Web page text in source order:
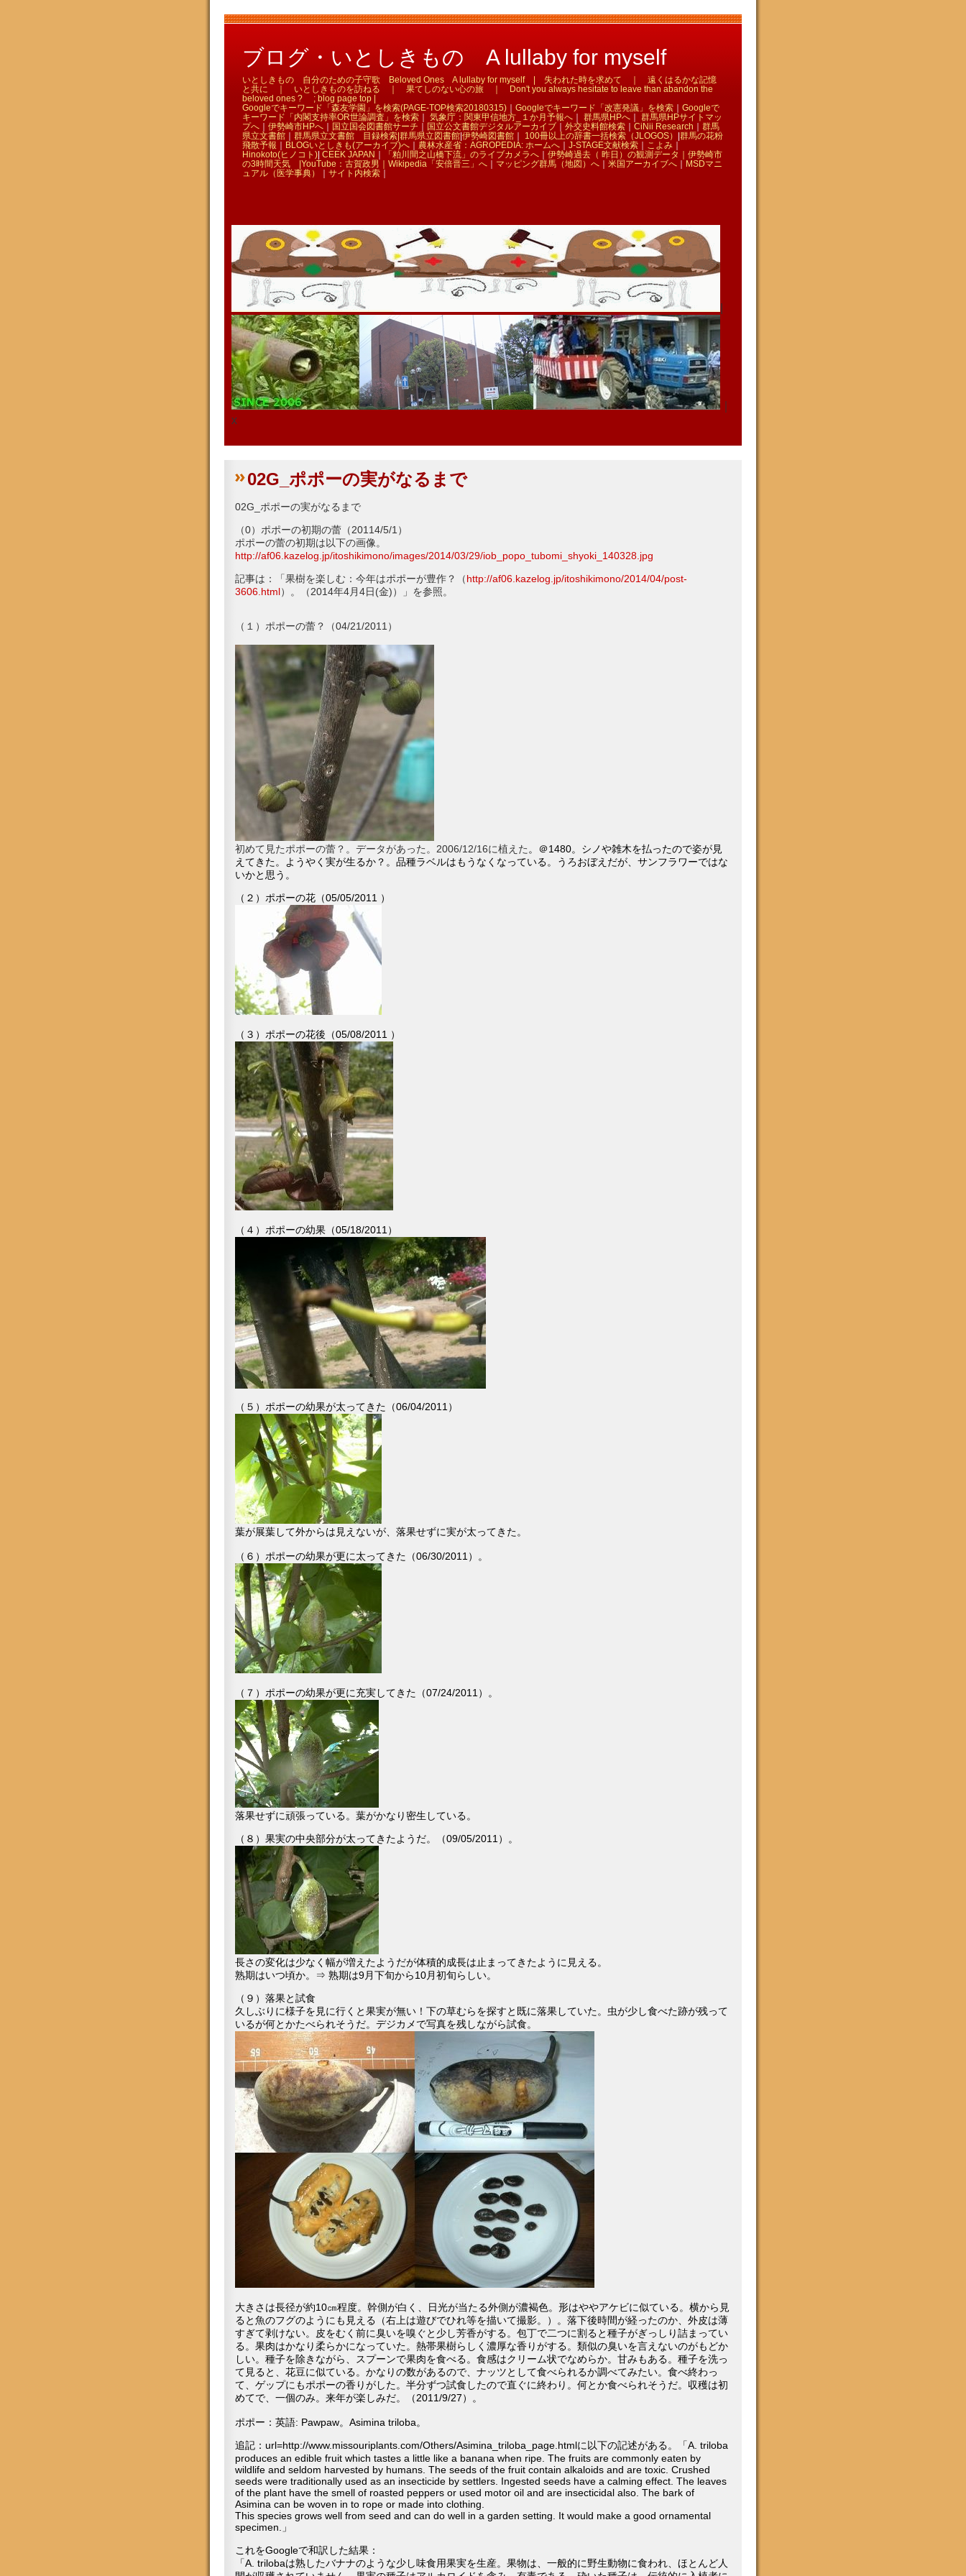
ブログ・いとしきもの A lullaby for myself
いとしきもの 自分のための子守歌 Beloved Ones A lullaby for myself | 失われた時を求めて ｜ 遠くはるかな記憶
と共に ｜ いとしきものを訪ねる ｜ 果てしのない心の旅 ｜ Don't you always hesitate to leave than abandon the
beloved ones ? ; blog page top |
Googleでキーワード「森友学園」を検索(PAGE-TOP検索20180315)
Googleでキーワード「改憲発議」を検索
Googleで
キーワード「内閣支持率OR世論調査」を検索
気象庁：関東甲信地方_１か月予報へ 群馬県HPへ
群馬県HPサイトマッ
プへ
伊勢崎市HPへ 国立国会図書館サーチ 国立公文書館デジタルアーカイブ 外交史料館検索 CiNii Research
群馬
県立文書館
群馬県立文書館 目録検索| 群馬県立図書館 伊勢崎図書館 100冊以上の辞書一括検索（JLOGOS）
群馬の花粉
飛散予報
BLOGいとしきも(アーカイブ)へ 農林水産省：AGROPEDIA: ホームへ J-STAGE文献検索 こよみ
Hinokoto(ヒノコト) CEEK JAPAN 「粕川間之山橋下流」のライブカメラへ 伊勢崎過去（ 昨日）の観測データ｜ 伊勢崎市
の3時間天気 | YouTube：古賀政男｜ Wikipedia「安倍晋三」へ マッピング群馬（地図）へ 米国アーカイブへ
MSDマニ
ュアル（医学事典）
サイト内検索
x
02G_ポポーの実がなるまで
02G_ポポーの実がなるまで
（0）ポポーの初期の蕾（20114/5/1）
ポポーの蕾の初期は以下の画像。
http://af06.kazelog.jp/itoshikimono/images/2014/03/29/iob_popo_tubomi_shyoki_140328.jpg
記事は：「果樹を楽しむ：今年はポポーが豊作？（http://af06.kazelog.jp/itoshikimono/2014/04/post-
3606.html）。（2014年4月4日(金)）」を参照。
（１）ポポーの蕾？（04/21/2011）
初めて見たポポーの蕾？。データがあった。2006/12/16に植えた 。＠1480。シノや雑木を払ったので姿が見
えてきた。ようやく実が生るか？。品種ラベルはもうなくなっている。うろおぼえだが、サンフラワーではな
いかと思う。
（２）ポポーの花（05/05/2011 ）
（３）ポポーの花後（05/08/2011 ）
（４）ポポーの幼果（05/18/2011）
（５）ポポーの幼果が太ってきた（06/04/2011）
葉が展葉して外からは見えないが、落果せずに実が太ってきた。
（６）ポポーの幼果が更に太ってきた（06/30/2011）。
（７）ポポーの幼果が更に充実してきた（07/24/2011）。
落果せずに頑張っている。葉がかなり密生している。
（８）果実の中央部分が太ってきたようだ。（09/05/2011）。
長さの変化は少なく幅が増えたようだが体積的成長は止まってきたように見える。
熟期はいつ頃か。⇒ 熟期は9月下旬から10月初旬らしい。
（９）落果と試食
久しぶりに様子を見に行くと果実が無い！下の草むらを探すと既に落果していた。虫が少し食べた跡が残って
いるが何とかたべられそうだ。デジカメで写真を残しながら試食。
大きさは長径が約10㎝程度。幹側が白く、日光が当たる外側が濃褐色。形はややアケビに似ている。横から見
ると魚のフグのようにも見える（右上は遊びでひれ等を描いて撮影。）。落下後時間が経ったのか、外皮は薄
すぎて剥けない。皮をむく前に臭いを嗅ぐと少し芳香がする。包丁で二つに割ると種子がぎっしり詰まってい
る。果肉はかなり柔らかになっていた。熱帯果樹らしく濃厚な香りがする。類似の臭いを言えないのがもどか
しい。種子を除きながら、スプーンで果肉を食べる。食感はクリーム状でなめらか。甘みもある。種子を洗っ
て見ると、花豆に似ている。かなりの数があるので、ナッツとして食べられるか調べてみたい。食べ終わっ
て、ゲップにもポポーの香りがした。半分ずつ試食したので直ぐに終わり。何とか食べられそうだ。収穫は初
めてで、一個のみ。来年が楽しみだ。
（2011/9/27）。
ポポー：英語: Pawpaw。Asimina triloba。
追記：url=http://www.missouriplants.com/Others/Asimina_triloba_page.htmlに以下の記述がある。「A. triloba
produces an edible fruit which tastes a little like a banana when ripe. The fruits are commonly eaten by
wildlife and seldom harvested by humans. The seeds of the fruit contain alkaloids and are toxic. Crushed
seeds were traditionally used as an insecticide by settlers. Ingested seeds have a calming effect. The leaves
of the plant have the smell of roasted peppers or used motor oil and are insecticidal also. The bark of
Asimina can be woven in to rope or made into clothing.
This species grows well from seed and can do well in a garden setting. It would make a good ornamental
specimen.」
これをGoogleで和訳した結果：
「A. trilobaは熟したバナナのような少し味食用果実を生産。果物は、一般的に野生動物に食われ、ほとんど人